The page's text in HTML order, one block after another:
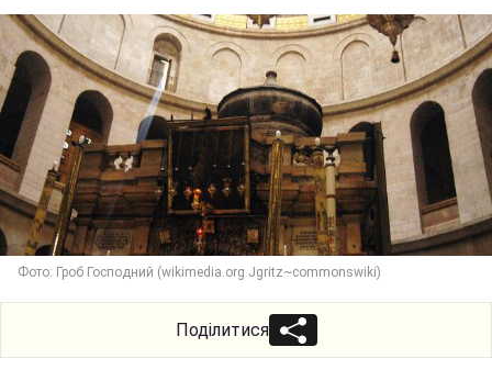
Фото: Гроб Господний (wikimedia.org Jgritz~commonswiki)
Поділитися